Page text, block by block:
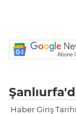
Haber Giriş